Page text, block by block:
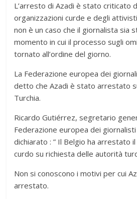
L’arresto di Azadi è stato criticato
organizzazioni curde e degli
non è un caso che il giornalista sia
momento in cui il processo sugli
tornato all’ordine del giorno.
La Federazione europea dei
detto che Azadi è stato arrestato
Turchia.
Ricardo Gutiérrez, segretario
Federazione europea dei
dichiarato : ” Il Belgio ha arrestato
curdo su richiesta delle autorità
Non si conoscono i motivi per cui
arrestato.